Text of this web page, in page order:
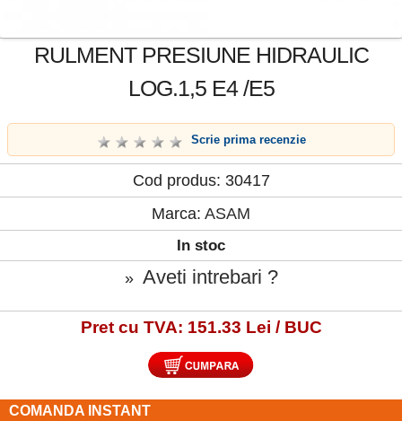
RULMENT PRESIUNE HIDRAULIC
LOG.1,5 E4 /E5
Scrie prima recenzie
Cod produs: 30417
Marca: ASAM
In stoc
» Aveti intrebari ?
Pret cu TVA: 151.33 Lei / BUC
COMANDA INSTANT